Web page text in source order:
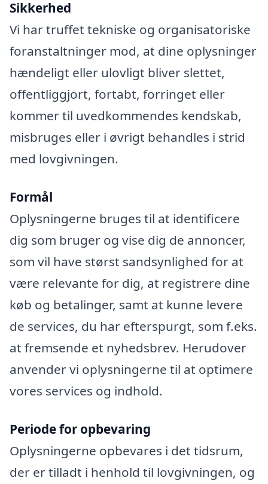
Sikkerhed
Vi har truffet tekniske og organisatoriske
foranstaltninger mod, at dine oplysninger
hændeligt eller ulovligt bliver slettet,
offentliggjort, fortabt, forringet eller
kommer til uvedkommendes kendskab,
misbruges eller i øvrigt behandles i strid
med lovgivningen.
Formål
Oplysningerne bruges til at identificere
dig som bruger og vise dig de annoncer,
som vil have størst sandsynlighed for at
være relevante for dig, at registrere dine
køb og betalinger, samt at kunne levere
de services, du har efterspurgt, som f.eks.
at fremsende et nyhedsbrev. Herudover
anvender vi oplysningerne til at optimere
vores services og indhold.
Periode for opbevaring
Oplysningerne opbevares i det tidsrum,
der er tilladt i henhold til lovgivningen, og